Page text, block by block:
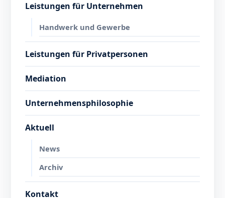
Leistungen für Unternehmen
Handwerk und Gewerbe
Leistungen für Privatpersonen
Mediation
Unternehmensphilosophie
Aktuell
News
Archiv
Kontakt